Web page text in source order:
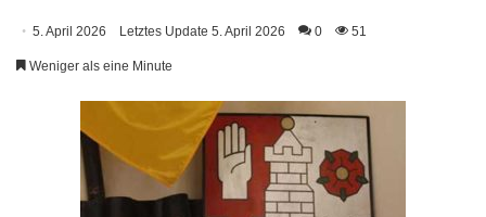
5. April 2026 Letztes Update 5. April 2026 0 51
Weniger als eine Minute